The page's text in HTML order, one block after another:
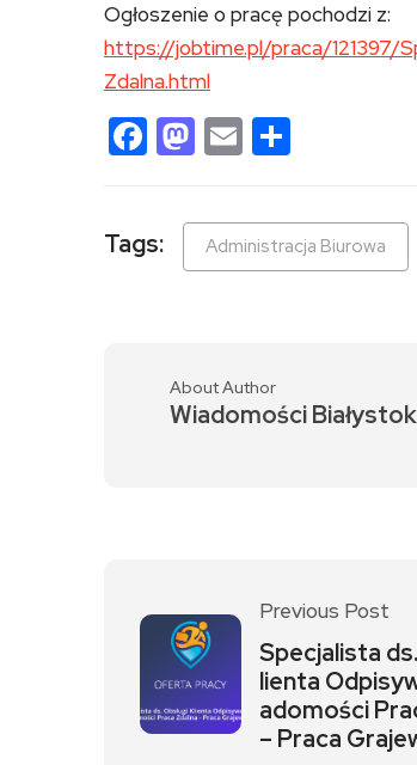
Ogłoszenie o pracę pochodzi z:
https://jobtime.pl/praca/121397/
Zdalna.html
Facebook
Mastodon
Email
Tags: Administracja Biurowa
About Author
Wiadomości Białystok
Previous Post
Specjalista
lienta
adomości
– Praca